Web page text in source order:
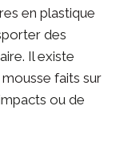
en plastique
des
Il existe
faits sur
ou de